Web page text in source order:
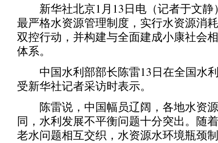
新华社北京1月13日电（记者于文静
最严格水资源管理制度，实行水资源消
双控行动，并构建与全面建成小康社会
体系。
中国水利部部长陈雷13日在全国水
受新华社记者采访时表示。
陈雷说，中国幅员辽阔，各地水资
同，水利发展不平衡问题十分突出。随
老水问题相互交织，水资源水环境瓶颈